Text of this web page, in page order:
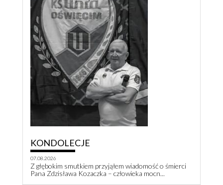
KONDOLECJE
07.08.2026
Z głębokim smutkiem przyjąłem wiadomość o śmierci
Pana Zdzisława Kozaczka – człowieka mocn...